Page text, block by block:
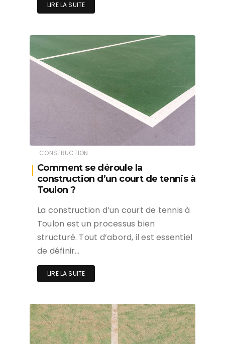
LIRE LA SUITE
CONSTRUCTION
Comment se déroule la
construction d’un court de tennis à
Toulon ?
La construction d’un court de tennis à
Toulon est un processus bien
structuré. Tout d’abord, il est essentiel
de définir…
LIRE LA SUITE